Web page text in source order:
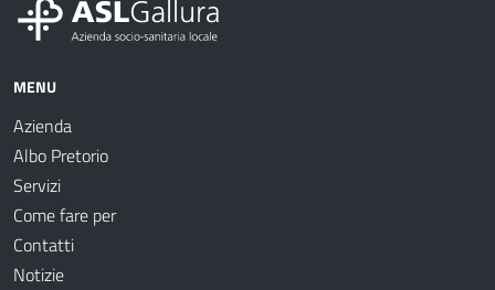
MENU
Azienda
Albo Pretorio
Servizi
Come fare per
Contatti
Notizie